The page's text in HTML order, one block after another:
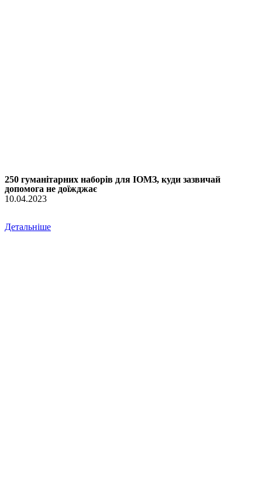
250 гуманітарних наборів для ІОМЗ, куди зазвичай
допомога не доїжджає
10.04.2023
Детальніше